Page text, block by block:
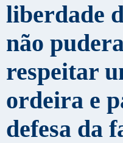
liberdade
não
respeitar
ordeira e
defesa da